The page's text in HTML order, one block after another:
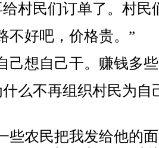
村民们订单了。村民
好吧，价格贵。”
想自己干。赚钱多些
不再组织村民为自
农民把我发给他的面